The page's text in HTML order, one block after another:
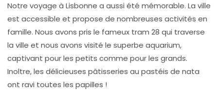
Notre voyage à Lisbonne a aussi été mémorable. La ville
est accessible et propose de nombreuses activités en
famille. Nous avons pris le fameux tram 28 qui traverse
la ville et nous avons visité le superbe aquarium,
captivant pour les petits comme pour les grands.
Inoltre, les délicieuses pâtisseries au pastéis de nata
ont ravi toutes les papilles !